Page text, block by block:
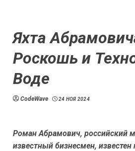
Яхта
Роскошь и
Воде
CodeWave 24 НОЯ 2024
Роман Абрамович, российский
известный бизнесмен,